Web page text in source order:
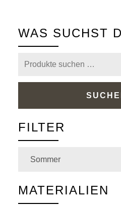
WAS SUCHST
FILTER
MATERIALIEN